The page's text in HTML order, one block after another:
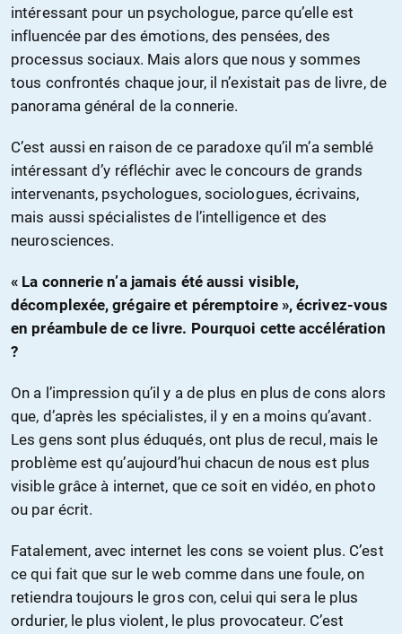
intéressant pour un psychologue, parce qu’elle est
influencée par des émotions, des pensées, des
processus sociaux. Mais alors que nous y sommes
tous confrontés chaque jour, il n’existait pas de livre, de
panorama général de la connerie.
C’est aussi en raison de ce paradoxe qu’il m’a semblé
intéressant d’y réfléchir avec le concours de grands
intervenants, psychologues, sociologues, écrivains,
mais aussi spécialistes de l’intelligence et des
neurosciences.
« La connerie n’a jamais été aussi visible,
décomplexée, grégaire et péremptoire », écrivez-vous
en préambule de ce livre. Pourquoi cette accélération
?
On a l’impression qu’il y a de plus en plus de cons alors
que, d’après les spécialistes, il y en a moins qu’avant.
Les gens sont plus éduqués, ont plus de recul, mais le
problème est qu’aujourd’hui chacun de nous est plus
visible grâce à internet, que ce soit en vidéo, en photo
ou par écrit.
Fatalement, avec internet les cons se voient plus. C’est
ce qui fait que sur le web comme dans une foule, on
retiendra toujours le gros con, celui qui sera le plus
ordurier, le plus violent, le plus provocateur. C’est